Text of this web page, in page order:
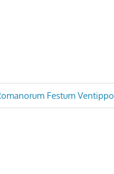
Festum Ventippo